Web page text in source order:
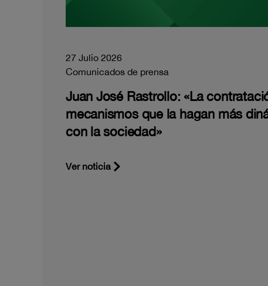
27 Julio 2026
Comunicados de prensa
Juan José Rastrollo: «La
mecanismos que la hagan más
con la sociedad»
Ver noticia